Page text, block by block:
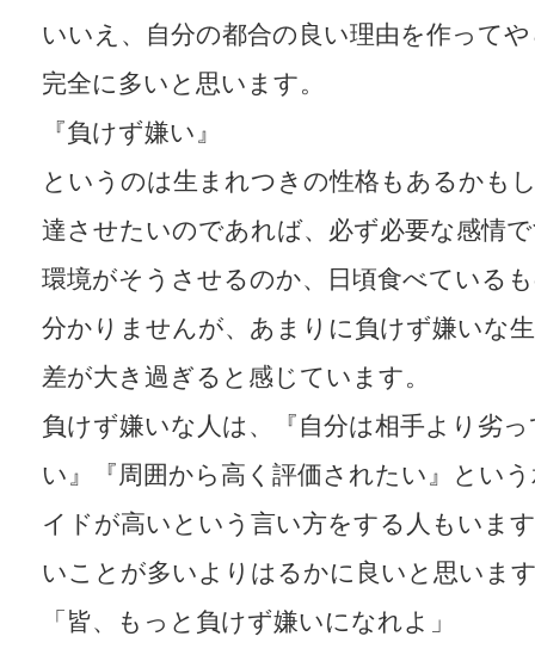
いいえ、自分の都合の良い理由を作って
完全に多いと思います。
『負けず嫌い』
というのは生まれつきの性格もあるかも
達させたいのであれば、必ず必要な感情
環境がそうさせるのか、日頃食べている
分かりませんが、あまりに負けず嫌いな
差が大き過ぎると感じています。
負けず嫌いな人は、『自分は相手より劣
い』『周囲から高く評価されたい』とい
イドが高いという言い方をする人もいま
いことが多いよりはるかに良いと思いま
「皆、もっと負けず嫌いになれよ」